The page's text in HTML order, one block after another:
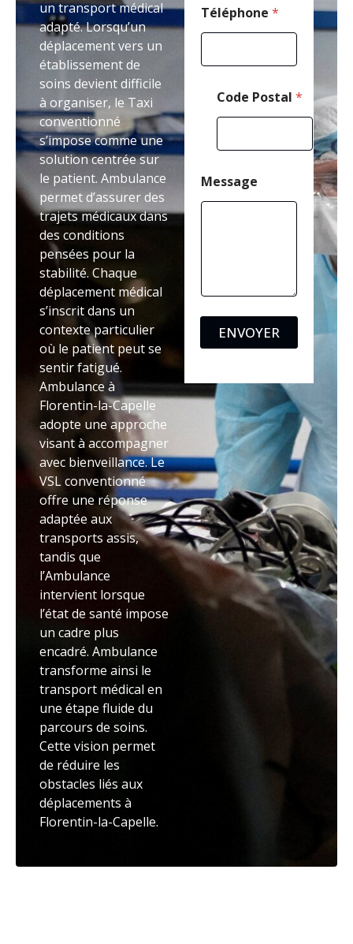
un transport médical
adapté. Lorsqu’un
déplacement vers un
établissement de
soins devient difficile
à organiser, le Taxi
conventionné
s’impose comme une
solution centrée sur
le patient. Ambulance
permet d’assurer des
trajets médicaux dans
des conditions
pensées pour la
stabilité. Chaque
déplacement médical
s’inscrit dans un
contexte particulier
où le patient peut se
sentir fatigué.
Ambulance à
Florentin-la-Capelle
adopte une approche
visant à accompagner
avec bienveillance. Le
VSL conventionné
offre une réponse
adaptée aux
transports assis,
tandis que
l’Ambulance
intervient lorsque
l’état de santé impose
un cadre plus
encadré. Ambulance
transforme ainsi le
transport médical en
une étape fluide du
parcours de soins.
Cette vision permet
de réduire les
obstacles liés aux
déplacements à
Florentin-la-Capelle.
Téléphone *
Code Postal *
Message
ENVOYER